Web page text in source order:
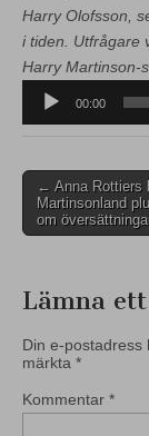
Harry Olofsson,
i tiden. Utfrågare
Harry Martinson-
Ljudspelare
00:00
Post
navigation
← Anna Rottiers
Martinsonland
om
Lämna
Din e-postadress
märkta *
Kommentar *